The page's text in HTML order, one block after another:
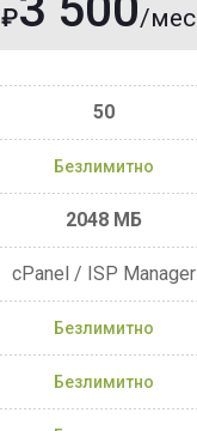
₽ /мес
50
Безлимитно
2048 МБ
cPanel / ISP Manager
Безлимитно
Безлимитно